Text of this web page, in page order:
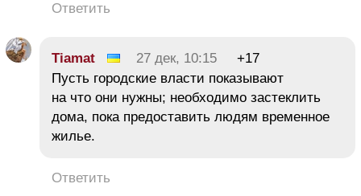
Ответить
Tiamat 27 дек, 10:15
+17
Пусть городские власти показывают
на что они нужны; необходимо застеклить
дома, пока предоставить людям временное
жилье.
Ответить